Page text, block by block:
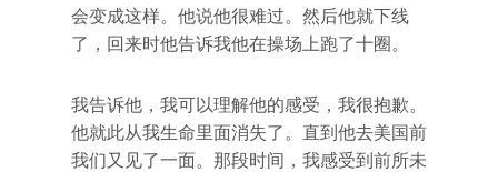
会变成这样。他说他很难过。然后他就下线
了，回来时他告诉我他在操场上跑了十圈。
我告诉他，我可以理解他的感受，我很抱歉。
他就此从我生命里面消失了。直到他去美国前
我们又见了一面。那段时间，我感受到前所未